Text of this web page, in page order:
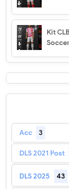
Kit
Acc 3
DLS 2021 Post
DLS 2025 43